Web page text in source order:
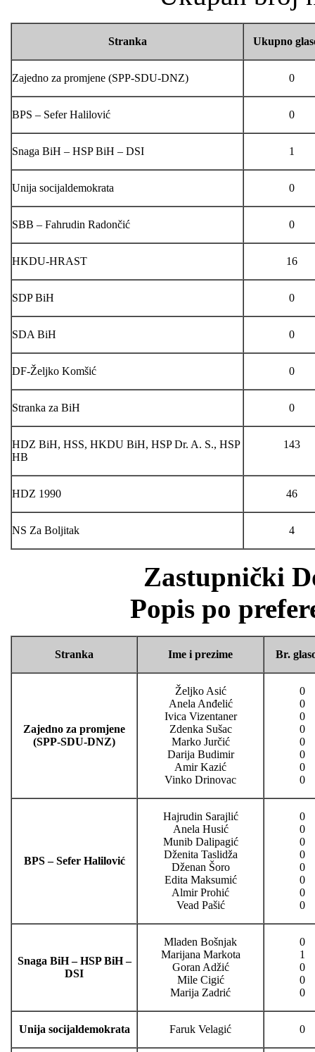
Stranka Ukupno
Zajedno za promjene (SPP-SDU-DNZ) 0
BPS – Sefer Halilović 0
Snaga BiH – HSP BiH – DSI 1
Unija socijaldemokrata 0
SBB – Fahrudin Radončić 0
HKDU-HRAST 16
SDP BiH 0
SDA BiH 0
DF-Željko Komšić 0
Stranka za BiH 0
HDZ BiH, HSS, HKDU BiH, HSP Dr. A. S., HSP
HB
143
HDZ 1990 46
NS Za Boljitak 4
Zastupnički
Popis po
Stranka Ime i prezime Br.
Zajedno za promjene
(SPP-SDU-DNZ)
Željko Asić
Anela Anđelić
Ivica Vizentaner
Zdenka Sušac
Marko Jurčić
Darija Budimir
Amir Kazić
Vinko Drinovac
0
0
0
0
0
0
0
0
BPS – Sefer Halilović
Hajrudin Sarajlić
Anela Husić
Munib Dalipagić
Dženita Taslidža
Dženan Šoro
Edita Maksumić
Almir Prohić
Vead Pašić
0
0
0
0
0
0
0
0
Snaga BiH – HSP BiH –
DSI
Mladen Bošnjak
Marijana Markota
Goran Adžić
Mile Cigić
Marija Zadrić
0
1
0
0
0
Unija socijaldemokrata Faruk Velagić 0